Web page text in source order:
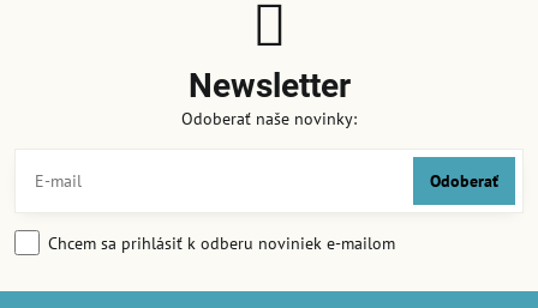
Newsletter
Odoberať naše novinky:
Odoberať
Chcem sa prihlásiť k odberu noviniek e-mailom